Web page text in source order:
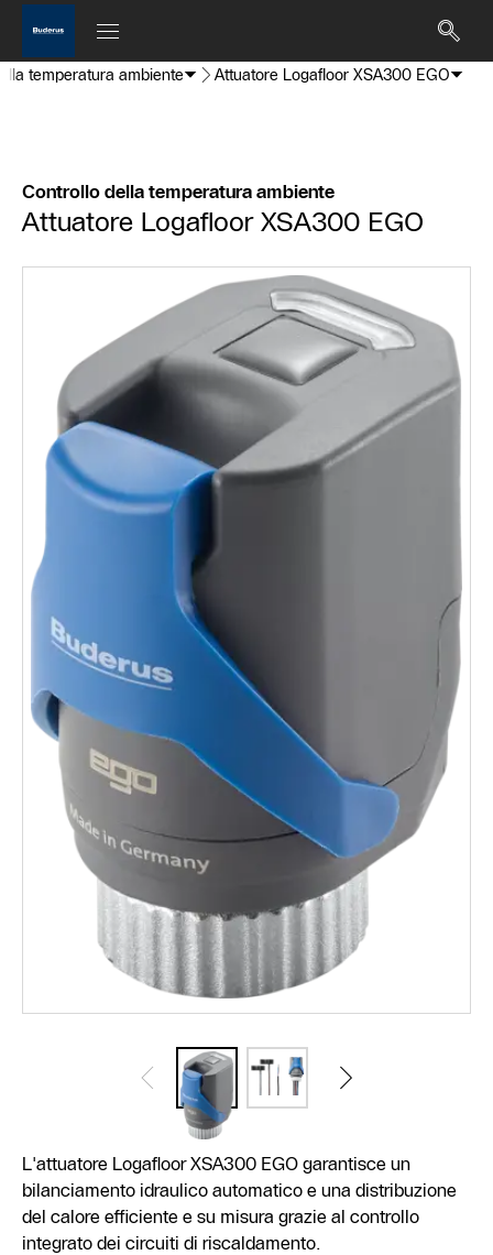
temperatura ambiente Attuatore Logafloor XSA300 EGO
Controllo della temperatura ambiente
Attuatore Logafloor XSA300 EGO
L'attuatore Logafloor XSA300 EGO garantisce un
bilanciamento idraulico automatico e una distribuzione
del calore efficiente e su misura grazie al controllo
integrato dei circuiti di riscaldamento.